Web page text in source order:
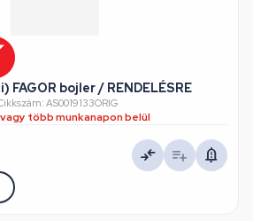
bojler / RENDELÉSRE
AS0019133ORIG
több munkanapon belül